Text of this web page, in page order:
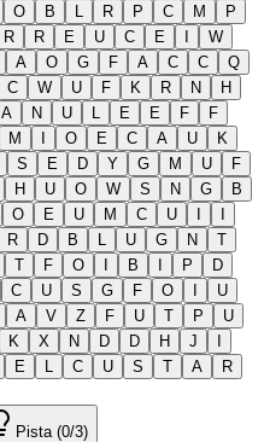
O B L R P C M
P
R R E U C E I
W
A O G F A C C
Q
C W U F K R N
H
A N U L E E F
F
M I O E C A U
K
S E D Y G M U
F
H U O W S N G
B
O E U M C U I
I
R D B L U G N
T
T F O I B I P
D
C U S G F O I
U
A V Z F U T P
U
K X N D D H J
I
E L C U S T A
R
Pista (0/3)